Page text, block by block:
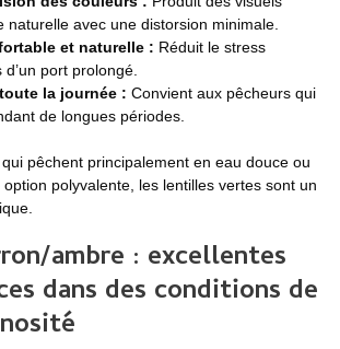
naturelle avec une distorsion minimale.
et naturelle : Réduit le stress
port prolongé.
la journée : Convient aux pêcheurs qui
de longues périodes.
pêchent principalement en eau douce ou
polyvalente, les lentilles vertes sont un
ambre : excellentes
dans des conditions de